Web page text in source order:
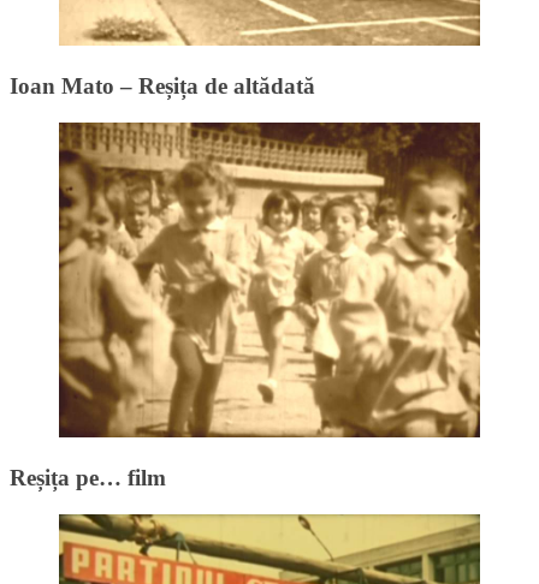
Ioan Mato – Reșița de altădată
Reșița pe… film